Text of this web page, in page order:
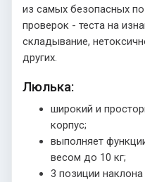
из самых безопасных
проверок - теста на
складывание,
других.
Люлька:
широкий и
корпус;
выполняет
весом до 10 кг;
3 позиции наклона